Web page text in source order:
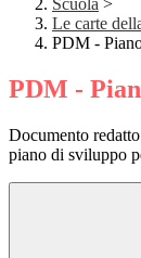
Scuola >
Le carte
PDM -
PDM -
Documento
piano di sviluppo